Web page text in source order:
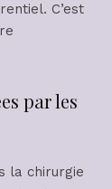
C’est
par les
la chirurgie